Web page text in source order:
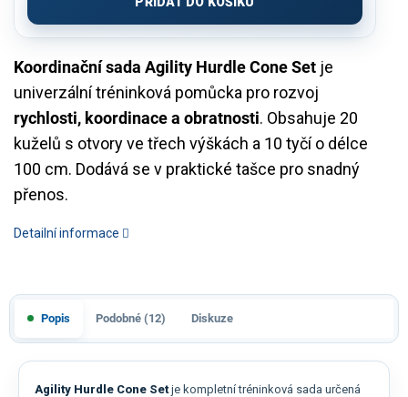
Koordinační sada Agility Hurdle Cone Set je
univerzální tréninková pomůcka pro rozvoj
rychlosti, koordinace a obratnosti. Obsahuje 20
kuželů s otvory ve třech výškách a 10 tyčí o délce
100 cm. Dodává se v praktické tašce pro snadný
přenos.
Detailní informace
Popis Podobné (12) Diskuze
Agility Hurdle Cone Setje kompletní tréninková sada určená